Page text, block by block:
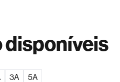
disponíveis
3A 5A